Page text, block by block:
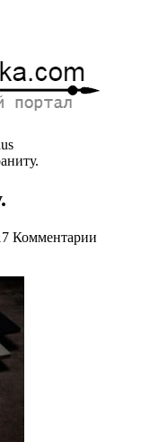
Комментарии